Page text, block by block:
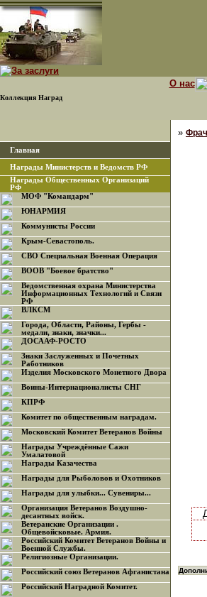
Коллекция Наград
О нас
Главная
Награды Министерств и Ведомств РФ
Награды Общественных Организаций
РФ
МОФ "Командарм"
ЮНАРМИЯ
Коммунисты России
Крым-Севастополь.
СВО Специальная Военная Операция
ВООВ "Боевое братство"
Ведомственная охрана Министерства
Информационных Технологий и Связи
РФ
ВЛКСМ
Города, Области, Районы, Гербы -
медали, знаки, значки...
ДОСААФ-РОСТО
Знаки Заслуженных и Почетных
Работников
Изделия Московского Монетного Двора
Воины-Интернационалисты СНГ
КПРФ
Комитет по общественным наградам.
Московский Комитет Ветеранов Войны
Награды Учреждённые Сажи
Умалатовой
Награды Казачества
Награды для Рыболовов и Охотников
Награды для улыбки... Сувениры...
Организация Ветеранов Воздушно-
десантных войск.
Ветеранские Организации .
Общевойсковые. Армия.
Российский Комитет Ветеранов Войны и
Военной Службы.
Религиозные Организации.
Российский союз Ветеранов Афганистана
Российский Наградной Комитет.
»